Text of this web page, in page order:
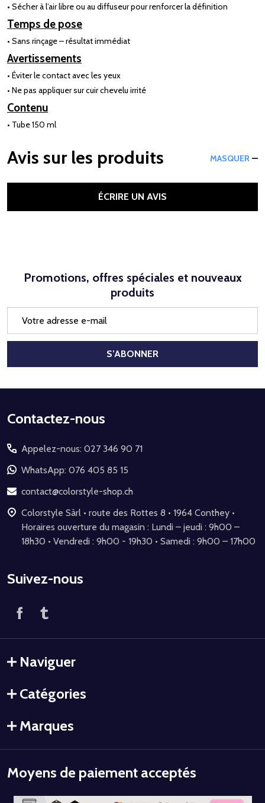
• Sécher à l’air libre ou au diffuseur pour renforcer la définition
Temps de pose
• Sans rinçage – résultat immédiat
Avertissements
• Éviter le contact avec les yeux
• Ne pas appliquer sur cuir chevelu irrité
Contenu
• Tube 150 ml
Avis sur les produits MASQUER
ÉCRIRE UN AVIS
Promotions, offres spéciales et nouveaux
produits
mail
S’ABONNER
Début
pied
de
page
Contactez-nous
Appelez-nous: 027 346 90 71
WhatsApp: 076 405 85 15
contact@colorstyle-shop.ch
Colorstyle Sàrl • route des Rottes 8 • 1964 Conthey •
Horaires ouverture du magasin : Lundi – jeudi : 9h00 –
18h30 • Vendredi : 9h00 - 19h30 • Samedi : 9h00 – 17h00
Suivez-nous
Naviguer
Catégories
Marques
Moyens de paiement acceptés